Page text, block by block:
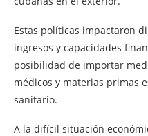
Estas políticas impactaron
ingresos y capacidades
posibilidad de importar
médicos y materias primas
sanitario.
A la difícil situación